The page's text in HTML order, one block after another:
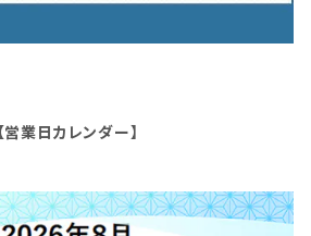
【営業日カレンダー】